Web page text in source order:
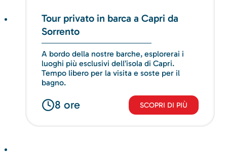
Tour privato in barca a Capri da
Sorrento
A bordo della nostre barche, esplorerai i
luoghi più esclusivi dell’isola di Capri.
Tempo libero per la visita e soste per il
bagno.
8 ore SCOPRI DI PIÙ